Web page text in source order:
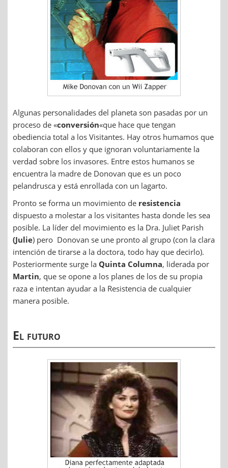
Algunas personalidades del planeta son pasadas por un
proceso de «conversión«que hace que tengan
obediencia total a los Visitantes. Hay otros humamos que
colaboran con ellos y que ignoran voluntariamente la
verdad sobre los invasores. Entre estos humanos se
encuentra la madre de Donovan que es un poco
pelandrusca y está enrollada con un lagarto.
Pronto se forma un movimiento de resistencia
dispuesto a molestar a los visitantes hasta donde les sea
posible. La líder del movimiento es la Dra. Juliet Parish
(Julie) pero Donovan se une pronto al grupo (con la clara
intención de tirarse a la doctora, todo hay que decirlo).
Posteriormente surge la Quinta Columna, liderada por
Martin, que se opone a los planes de los de su propia
raza e intentan ayudar a la Resistencia de cualquier
manera posible.
El futuro